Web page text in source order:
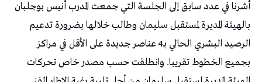
أشرنا في عدد سابق إلى الجلسة التي جمعت المدرب أنيس بوجلبان
بالهيئة المديرة لمستقبل سليمان وطالب خلالها بضرورة تدعيم
الرصيد البشري الحالي بـ4 عناصر جديدة على الأقل في مراكز
بجميع الخطوط تقريبا. وانطلقت حسب مصدر خاص تحركات